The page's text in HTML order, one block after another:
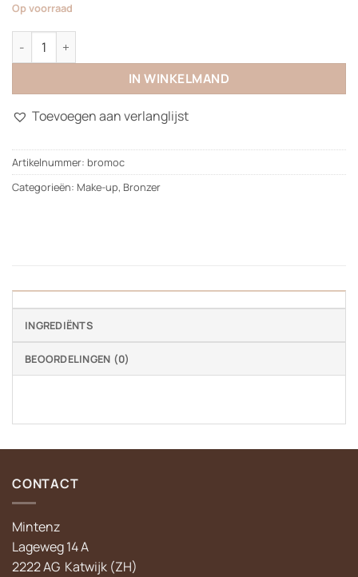
Op voorraad
Bronzer aantal
IN WINKELMAND
Toevoegen aan verlanglijst
Artikelnummer: bromoc
Categorieën: Make-up, Bronzer
INGREDIËNTS
BEOORDELINGEN (0)
CONTACT
Mintenz
Lageweg 14 A
2222 AG Katwijk (ZH)